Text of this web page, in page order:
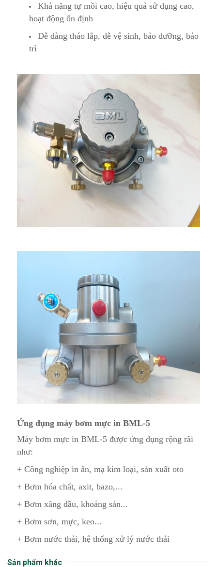
Khả năng tự mồi cao, hiệu quả sử dụng cao,
hoạt động ổn định
Dễ dàng tháo lắp, dễ vệ sinh, bảo dưỡng, bảo
trì
Ứng dụng máy bơm mực in BML-5
Máy bơm mực in BML-5 được ứng dụng rộng rãi
như:
+ Công nghiệp in ấn, mạ kim loại, sản xuất oto
+ Bơm hóa chất, axit, bazo,...
+ Bơm xăng dầu, khoáng sản...
+ Bơm sơn, mực, keo...
+ Bơm nước thải, hệ thống xử lý nước thải
Sản phẩm khác